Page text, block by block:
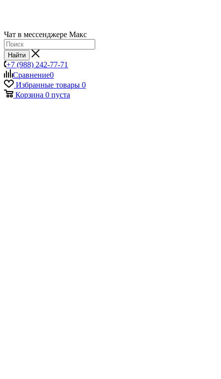
Чат в мессенджере Макс
Найти
+7 (988) 242-77-71
Сравнение0
Избранные товары 0
Корзина 0 пуста